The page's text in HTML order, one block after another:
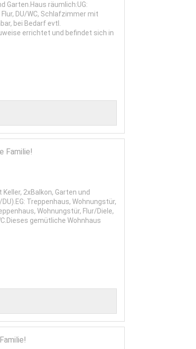
Garten.Haus räumlich:UG:
DU/WC, Schlafzimmer mit
bei Bedarf evtl.
errichtet und befindet sich in
Familie!
2xBalkon, Garten und
Treppenhaus, Wohnungstür,
Wohnungstür, Flur/Diele,
gemütliche Wohnhaus